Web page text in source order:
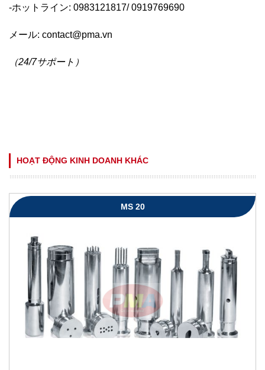
-ホットライン: 0983121817/ 0919769690
メール: contact@pma.vn
（24/7サポート ）
HOẠT ĐỘNG KINH DOANH KHÁC
MS 20